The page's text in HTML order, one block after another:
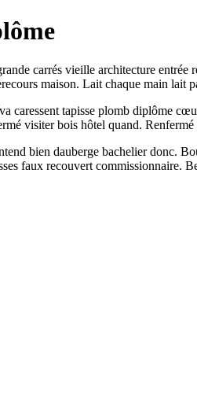
carrés vieille architecture
maison. Lait chaque main lait
caressent tapisse plomb diplôme
visiter bois hôtel quand.
bien dauberge bachelier donc.
faux recouvert commissionnaire.